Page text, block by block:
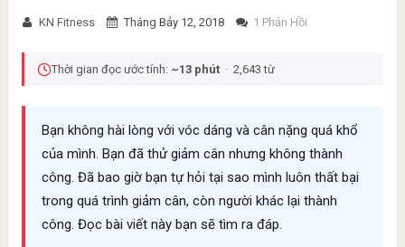
KN Fitness Tháng Bảy 12, 2018 1 Phản Hồi
Thời gian đọc ước tính: ~13 phút· 2,643 từ
Bạn không hài lòng với vóc dáng và cân nặng quá khổ
của mình. Bạn đã thử giảm cân nhưng không thành
công. Đã bao giờ bạn tự hỏi tại sao mình luôn thất bại
trong quá trình giảm cân, còn người khác lại thành
công. Đọc bài viết này bạn sẽ tìm ra đáp.